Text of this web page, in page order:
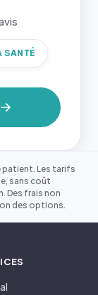
SANTÉ
patient. Les tarifs
sans coût
Des frais non
des options.